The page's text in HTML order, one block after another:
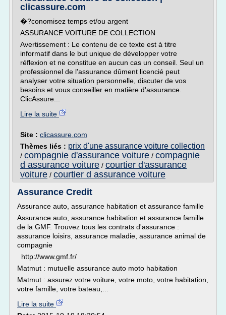
clicassure.com
�?conomisez temps et/ou argent
ASSURANCE VOITURE DE COLLECTION
Avertissement : Le contenu de ce texte est à titre
informatif dans le but unique de développer votre
réflexion et ne constitue en aucun cas un conseil. Seul un
professionnel de l'assurance dûment licencié peut
analyser votre situation personnelle, discuter de vos
besoins et vous conseiller en matière d'assurance.
ClicAssure...
Lire la suite
Site : clicassure.com
Thèmes liés : prix d'une assurance voiture collection
/ compagnie d'assurance voiture / compagnie
d assurance voiture / courtier d'assurance
voiture / courtier d assurance voiture
Assurance Credit
Assurance auto, assurance habitation et assurance famille
Assurance auto, assurance habitation et assurance famille
de la GMF. Trouvez tous les contrats d'assurance :
assurance loisirs, assurance maladie, assurance animal de
compagnie
http://www.gmf.fr/
Matmut : mutuelle assurance auto moto habitation
Matmut : assurez votre voiture, votre moto, votre habitation,
votre famille, votre bateau,...
Lire la suite